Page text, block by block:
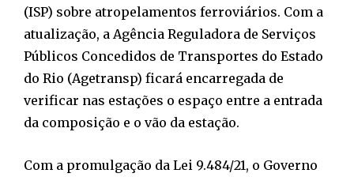
(ISP) sobre atropelamentos ferroviários. Com a
atualização, a Agência Reguladora de Serviços
Públicos Concedidos de Transportes do Estado
do Rio (Agetransp) ficará encarregada de
verificar nas estações o espaço entre a entrada
da composição e o vão da estação.
Com a promulgação da Lei 9.484/21, o Governo